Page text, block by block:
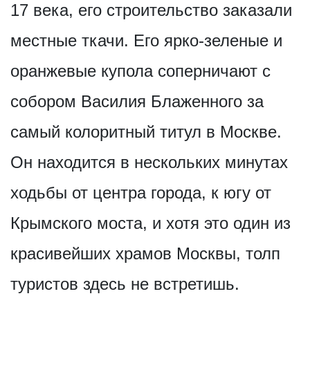
17 века, его строительство заказали
местные ткачи. Его ярко-зеленые и
оранжевые купола соперничают с
собором Василия Блаженного за
самый колоритный титул в Москве.
Он находится в нескольких минутах
ходьбы от центра города, к югу от
Крымского моста, и хотя это один из
красивейших храмов Москвы, толп
туристов здесь не встретишь.